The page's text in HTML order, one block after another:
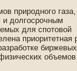
природного газа,
и долгосрочным
для спотовой
приоритетная
би­ржевых
объемов